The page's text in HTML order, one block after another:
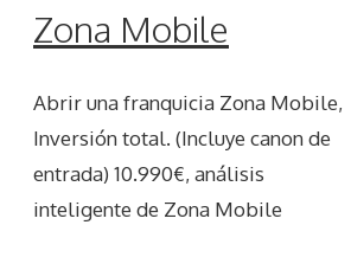
Zona Mobile
Abrir una franquicia Zona Mobile,
Inversión total. (Incluye canon de
entrada) 10.990€, análisis
inteligente de Zona Mobile